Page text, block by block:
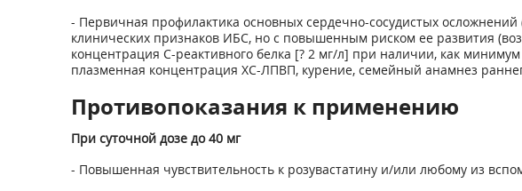
- Первичная профилактика основных сердечно-сосудистых
клинических признаков ИБС, но с повышенным риском ее развития
концентрация С-реактивного белка [? 2 мг/л] при наличии, как
плазменная концентрация ХС-ЛПВП, курение, семейный анамнез
Противопоказания к применению
При суточной дозе до 40 мг
- Повышенная чувствительность к розувастатину и/или любому из